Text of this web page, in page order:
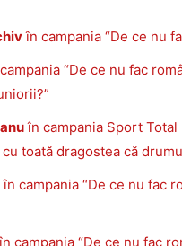
în campania “De ce nu
“De ce nu fac
în campania Sport Total
toată dragostea că
în campania “De ce nu fac
campania “De ce nu fac